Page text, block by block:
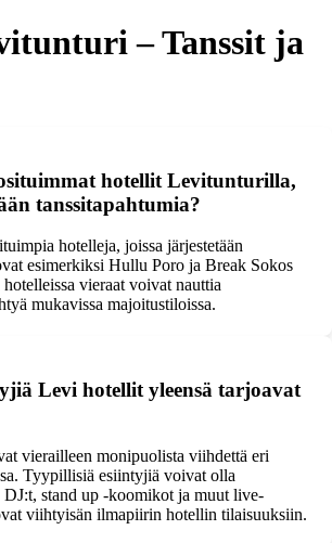
– Tanssit ja
hotellit Levitunturilla,
tanssitapahtumia?
hotelleja, joissa järjestetään
esimerkiksi Hullu Poro ja Break Sokos
vieraat voivat nauttia
mukavissa majoitustiloissa.
Levi hotellit yleensä tarjoavat
vierailleen monipuolista viihdettä eri
Tyypillisiä esiintyjiä voivat olla
stand up -koomikot ja muut live-
viihtyisän ilmapiirin hotellin tilaisuuksiin.